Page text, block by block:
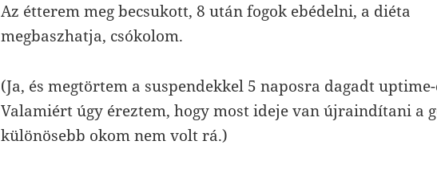
Az étterem meg becsukott, 8 után fogok ebédelni, a diéta
megbaszhatja, csókolom.
(Ja, és megtörtem a suspendekkel 5 naposra dagadt
Valamiért úgy éreztem, hogy most ideje van újraindítani a
különösebb okom nem volt rá.)